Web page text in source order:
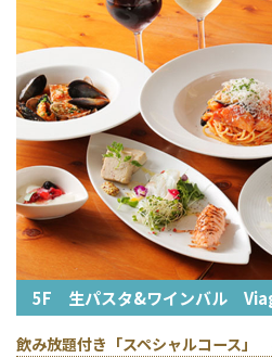
5F 生パスタ&ワインバル
飲み放題付き「スペシャルコース」